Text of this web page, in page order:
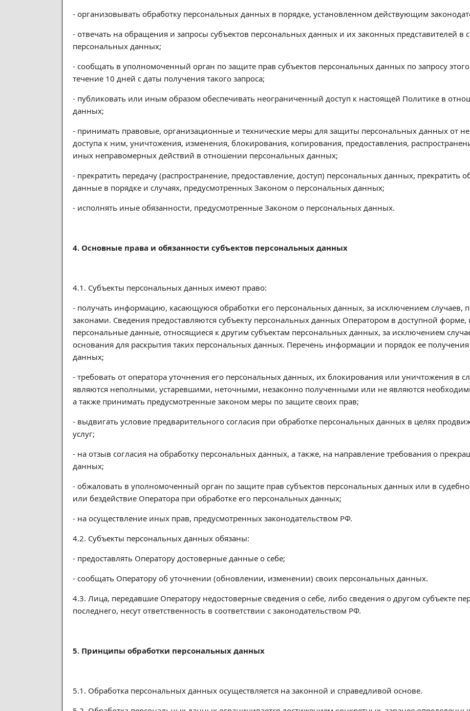
- организовывать обработку персональных данных в порядке, установленном действующим
- отвечать на обращения и запросы субъектов персональных данных и их законных представителей в
персональных данных;
- сообщать в уполномоченный орган по защите прав субъектов персональных данных по запросу
течение 10 дней с даты получения такого запроса;
- публиковать или иным образом обеспечивать неограниченный доступ к настоящей Политике в
данных;
- принимать правовые, организационные и технические меры для защиты персональных данных от
доступа к ним, уничтожения, изменения, блокирования, копирования, предоставления,
иных неправомерных действий в отношении персональных данных;
- прекратить передачу (распространение, предоставление, доступ) персональных данных, прекратить
данные в порядке и случаях, предусмотренных Законом о персональных данных;
- исполнять иные обязанности, предусмотренные Законом о персональных данных.
4. Основные права и обязанности субъектов персональных данных
4.1. Субъекты персональных данных имеют право:
- получать информацию, касающуюся обработки его персональных данных, за исключением случаев,
законами. Сведения предоставляются субъекту персональных данных Оператором в доступной
персональные данные, относящиеся к другим субъектам персональных данных, за исключением
основания для раскрытия таких персональных данных. Перечень информации и порядок ее
данных;
- требовать от оператора уточнения его персональных данных, их блокирования или уничтожения в
являются неполными, устаревшими, неточными, незаконно полученными или не являются
а также принимать предусмотренные законом меры по защите своих прав;
- выдвигать условие предварительного согласия при обработке персональных данных в целях
услуг;
- на отзыв согласия на обработку персональных данных, а также, на направление требования о
данных;
- обжаловать в уполномоченный орган по защите прав субъектов персональных данных или в
или бездействие Оператора при обработке его персональных данных;
- на осуществление иных прав, предусмотренных законодательством РФ.
4.2. Субъекты персональных данных обязаны:
- предоставлять Оператору достоверные данные о себе;
- сообщать Оператору об уточнении (обновлении, изменении) своих персональных данных.
4.3. Лица, передавшие Оператору недостоверные сведения о себе, либо сведения о другом субъекте
последнего, несут ответственность в соответствии с законодательством РФ.
5. Принципы обработки персональных данных
5.1. Обработка персональных данных осуществляется на законной и справедливой основе.